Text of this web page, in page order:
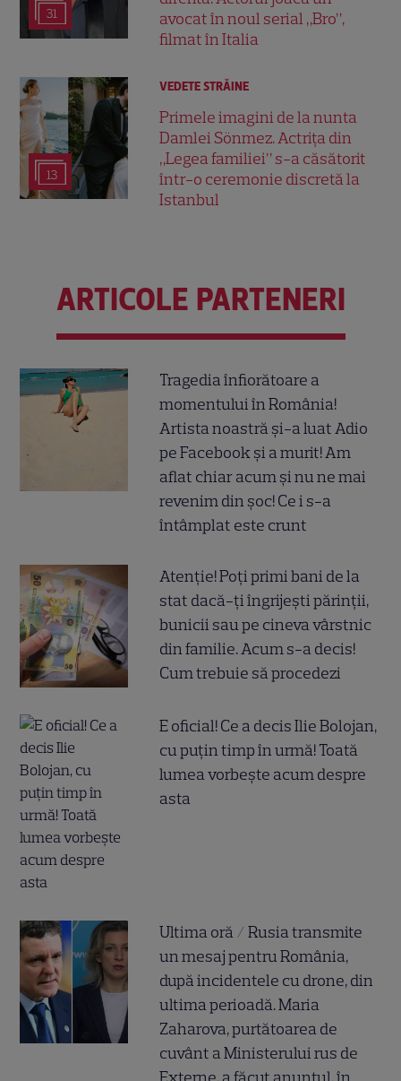
31
avocat în noul serial „Bro”,
filmat în Italia
13
VEDETE STRĂINE
Primele imagini de la nunta
Damlei Sönmez. Actrița din
„Legea familiei” s-a căsătorit
într-o ceremonie discretă la
Istanbul
ARTICOLE PARTENERI
Tragedia înfiorătoare a
momentului în România!
Artista noastră și-a luat Adio
pe Facebook și a murit! Am
aflat chiar acum și nu ne mai
revenim din șoc! Ce i s-a
întâmplat este crunt
Atenție! Poți primi bani de la
stat dacă-ți îngrijești părinții,
bunicii sau pe cineva vârstnic
din familie. Acum s-a decis!
Cum trebuie să procedezi
E oficial! Ce a decis Ilie Bolojan,
cu puțin timp în urmă! Toată
lumea vorbește acum despre
asta
Ultima oră / Rusia transmite
un mesaj pentru România,
după incidentele cu drone, din
ultima perioadă. Maria
Zaharova, purtătoarea de
cuvânt a Ministerului rus de